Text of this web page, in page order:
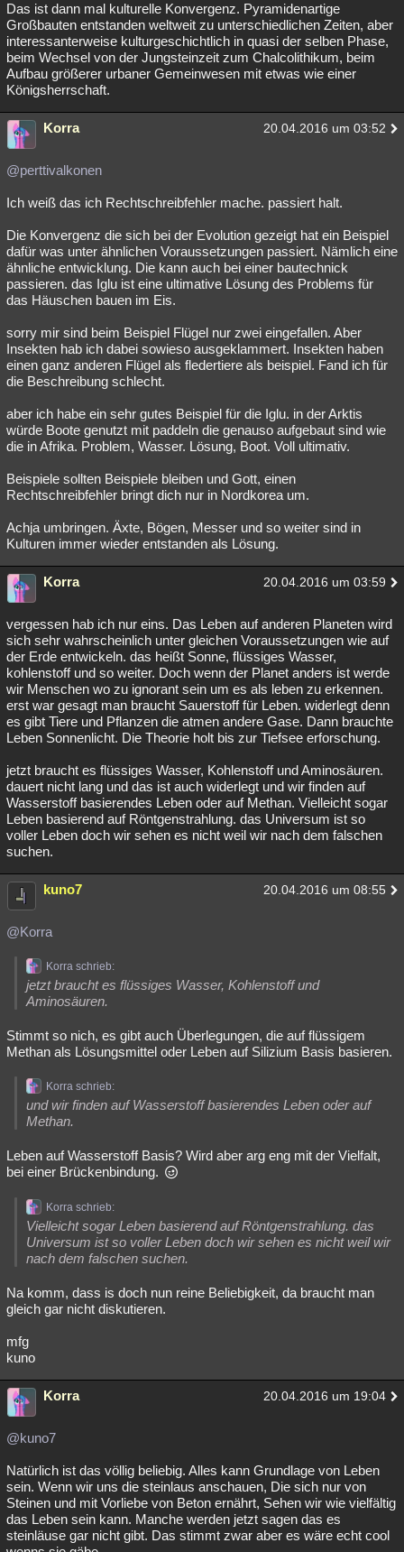
Das ist dann mal kulturelle Konvergenz. Pyramidenartige
Großbauten entstanden weltweit zu unterschiedlichen Zeiten, aber
interessanterweise kulturgeschichtlich in quasi der selben Phase,
beim Wechsel von der Jungsteinzeit zum Chalcolithikum, beim
Aufbau größerer urbaner Gemeinwesen mit etwas wie einer
Königsherrschaft.
Korra 20.04.2016 um 03:52
@perttivalkonen
Ich weiß das ich Rechtschreibfehler mache. passiert halt.
Die Konvergenz die sich bei der Evolution gezeigt hat ein Beispiel
dafür was unter ähnlichen Voraussetzungen passiert. Nämlich eine
ähnliche entwicklung. Die kann auch bei einer bautechnick
passieren. das Iglu ist eine ultimative Lösung des Problems für
das Häuschen bauen im Eis.
sorry mir sind beim Beispiel Flügel nur zwei eingefallen. Aber
Insekten hab ich dabei sowieso ausgeklammert. Insekten haben
einen ganz anderen Flügel als fledertiere als beispiel. Fand ich für
die Beschreibung schlecht.
aber ich habe ein sehr gutes Beispiel für die Iglu. in der Arktis
würde Boote genutzt mit paddeln die genauso aufgebaut sind wie
die in Afrika. Problem, Wasser. Lösung, Boot. Voll ultimativ.
Beispiele sollten Beispiele bleiben und Gott, einen
Rechtschreibfehler bringt dich nur in Nordkorea um.
Achja umbringen. Äxte, Bögen, Messer und so weiter sind in
Kulturen immer wieder entstanden als Lösung.
Korra 20.04.2016 um 03:59
vergessen hab ich nur eins. Das Leben auf anderen Planeten wird
sich sehr wahrscheinlich unter gleichen Voraussetzungen wie auf
der Erde entwickeln. das heißt Sonne, flüssiges Wasser,
kohlenstoff und so weiter. Doch wenn der Planet anders ist werde
wir Menschen wo zu ignorant sein um es als leben zu erkennen.
erst war gesagt man braucht Sauerstoff für Leben. widerlegt denn
es gibt Tiere und Pflanzen die atmen andere Gase. Dann brauchte
Leben Sonnenlicht. Die Theorie holt bis zur Tiefsee erforschung.
jetzt braucht es flüssiges Wasser, Kohlenstoff und Aminosäuren.
dauert nicht lang und das ist auch widerlegt und wir finden auf
Wasserstoff basierendes Leben oder auf Methan. Vielleicht sogar
Leben basierend auf Röntgenstrahlung. das Universum ist so
voller Leben doch wir sehen es nicht weil wir nach dem falschen
suchen.
kuno7 20.04.2016 um 08:55
@Korra
Korra schrieb:
jetzt braucht es flüssiges Wasser, Kohlenstoff und
Aminosäuren.
Stimmt so nich, es gibt auch Überlegungen, die auf flüssigem
Methan als Lösungsmittel oder Leben auf Silizium Basis basieren.
Korra schrieb:
und wir finden auf Wasserstoff basierendes Leben oder auf
Methan.
Leben auf Wasserstoff Basis? Wird aber arg eng mit der Vielfalt,
bei einer Brückenbindung.
Korra schrieb:
Vielleicht sogar Leben basierend auf Röntgenstrahlung. das
Universum ist so voller Leben doch wir sehen es nicht weil wir
nach dem falschen suchen.
Na komm, dass is doch nun reine Beliebigkeit, da braucht man
gleich gar nicht diskutieren.
mfg
kuno
Korra 20.04.2016 um 19:04
@kuno7
Natürlich ist das völlig beliebig. Alles kann Grundlage von Leben
sein. Wenn wir uns die steinlaus anschauen, Die sich nur von
Steinen und mit Vorliebe von Beton ernährt, Sehen wir wie vielfältig
das Leben sein kann. Manche werden jetzt sagen das es
steinläuse gar nicht gibt. Das stimmt zwar aber es wäre echt cool